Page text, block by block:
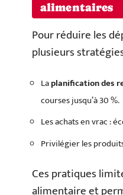
alimentaires
Pour réduire les
plusieurs
Laplanification des
courses jusqu’à 30 %.
Les achats en vrac :
Privilégier les
Ces pratiques
alimentaire et